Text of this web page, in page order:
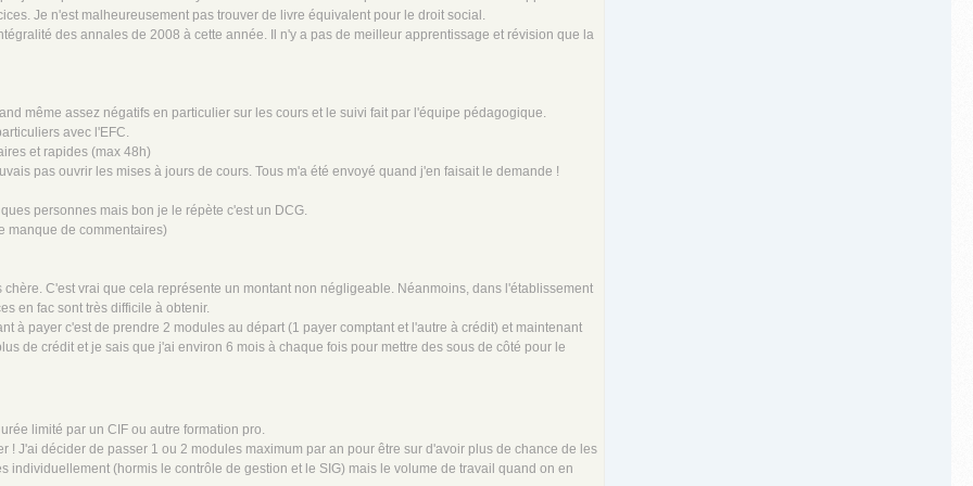
Je n'est malheureusement pas trouver de livre équivalent pour le droit social.
des annales de 2008 à cette année. Il n'y a pas de meilleur apprentissage et révision que la
même assez négatifs en particulier sur les cours et le suivi fait par l'équipe pédagogique.
avec l'EFC.
et rapides (max 48h)
pas ouvrir les mises à jours de cours. Tous m'a été envoyé quand j'en faisait le demande !
personnes mais bon je le répète c'est un DCG.
manque de commentaires)
C'est vrai que cela représente un montant non négligeable. Néanmoins, dans l'établissement
en fac sont très difficile à obtenir.
à payer c'est de prendre 2 modules au départ (1 payer comptant et l'autre à crédit) et maintenant
de crédit et je sais que j'ai environ 6 mois à chaque fois pour mettre des sous de côté pour le
limité par un CIF ou autre formation pro.
J'ai décider de passer 1 ou 2 modules maximum par an pour être sur d'avoir plus de chance de les
individuellement (hormis le contrôle de gestion et le SIG) mais le volume de travail quand on en